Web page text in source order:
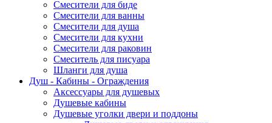
Смесители для биде
Смесители для ванны
Смесители для душа
Смесители для кухни
Смесители для раковин
Смеситель для писуара
Шланги для душа
Душ - Кабины - Ограждения
Аксессуары для душевых
Душевые кабины
Душевые уголки двери и поддоны